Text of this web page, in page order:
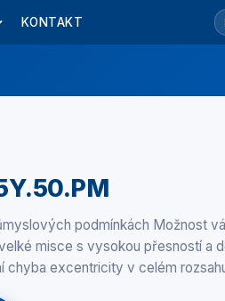
KONTAKT
podmínkách Možnost
misce s vysokou přesností a
chyba excentricity v celém